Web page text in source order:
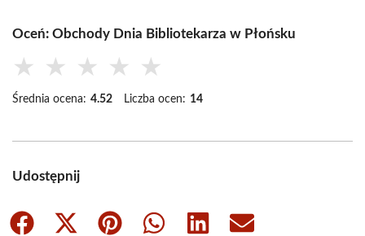
Oceń: Obchody Dnia Bibliotekarza w Płońsku
★ ★ ★ ★ ★
Średnia ocena: 4.52 Liczba ocen: 14
Udostępnij
Share
Share
Share
Share
Share
Share